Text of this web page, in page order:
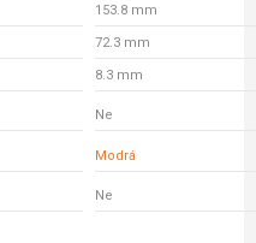
153.8 mm
72.3 mm
8.3 mm
Ne
Modrá
Ne